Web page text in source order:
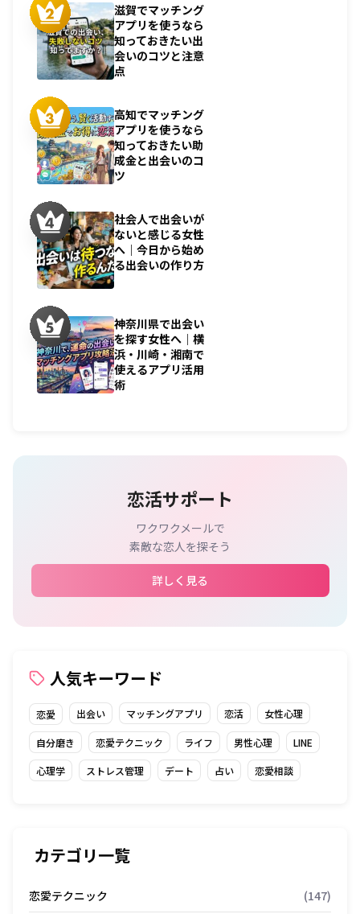
滋賀でマッチング
アプリを使うなら
知っておきたい出
会いのコツと注意
点
高知でマッチング
アプリを使うなら
知っておきたい助
成金と出会いのコ
ツ
社会人で出会いが
ないと感じる女性
へ｜今日から始め
る出会いの作り方
神奈川県で出会い
を探す女性へ｜横
浜・川崎・湘南で
使えるアプリ活用
術
恋活サポート
ワクワクメールで
素敵な恋人を探そう
詳しく見る
人気キーワード
恋愛 出会い マッチングアプリ 恋活 女性心理
自分磨き 恋愛テクニック ライフ 男性心理 LINE
心理学 ストレス管理 デート 占い 恋愛相談
カテゴリ一覧
恋愛テクニック (147)